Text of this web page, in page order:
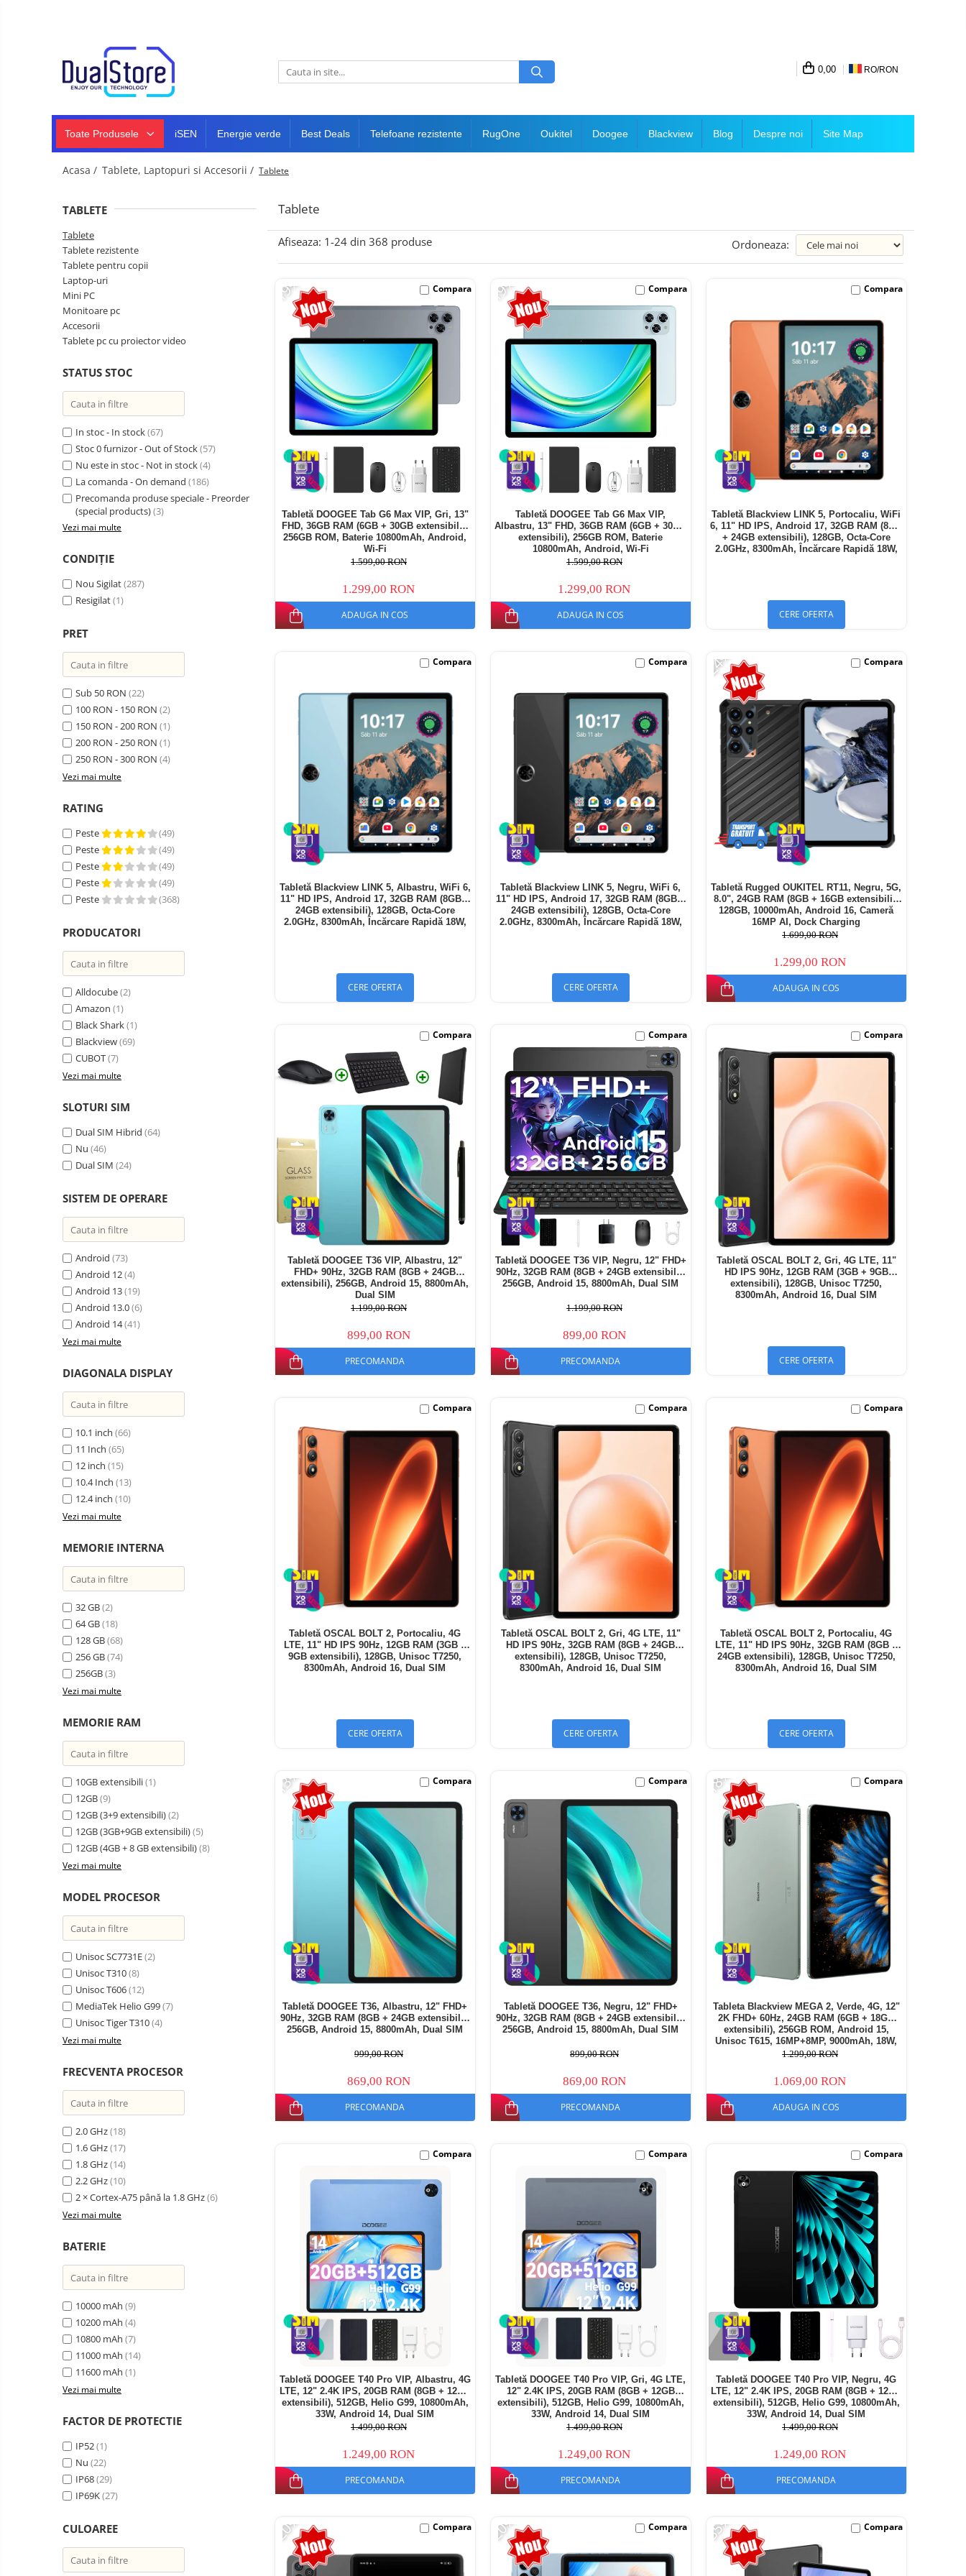
Producatori Telefoane Mobila
Telefoane mobile
Telefoane cu proiector video
Telefoane (Smartphone) 5G
Telefoane clasice
Piese si accesorii telefoane
Producatori telefoane
Telefoane mobile RugOne
Telefoane mobile Doogee
Telefoane mobile Oukitel
Telefoane mobile Unihertz
Telefoane mobile Cubot
Telefoane mobile Blackview
Telefoane mobile OSCAL
Telefoane mobile Fossibot
Telefoane mobile Lagenio
Telefoane mobile Samsung
Telefoane mobile iSEN
Telefoane mobile F150
Telefoane mobile iHunt
Telefoane mobile Xiaomi
Telefoane mobile AGM
Telefoane mobile ALTE
Tablete PC, mini PC si
laptopuri
Tablete PC
Tablete pc cu proiector video
Tablete rezistente
Tablete pentru copii
Laptop-uri
Monitoare pc
Accesorii
Camere auto, home si sport
Camere auto DVR
Oglinzi auto smart cu camera
Camere Supraveghere
Mini Video Camera
Accesorii Camere
Supraveghere
Casti Profesionale
smart,
bratari
Smartwatch
Inel Smart
Accesorii Smartwatch
Trotinete
Trotinete
Piese si accesorii
Biciclete
electrice
Gadgets
Smart Home
Produse Ingrijire Personala
Accesorii Gadgets
Drone cu Camera
Baterii externe
Accesorii Auto
Lifestyle
Boxe Portabile
Cititoare Cod Bare
Power station - Stații de
Panouri solare portabile
electrice
Media player cu Android
Accesorii
Miracast
Aspiratoare
robot,
piese si
accesorii
Piese de schimb telefoane
0,00 RO/RON
Toate Produsele iSEN Energie verde Best Deals Telefoane rezistente RugOne Oukitel Doogee Blackview Blog Despre noi Site Map
Acasa / Tablete, Laptopuri si Accesorii / Tablete
Tablete
TABLETE
Tablete
Tablete rezistente
Tablete pentru copii
Laptop-uri
Mini PC
Monitoare pc
Accesorii
Tablete pc cu proiector video
STATUS STOC
In stoc - In stock(67)
Stoc 0 furnizor - Out of Stock(57)
Nu este in stoc - Not in stock(4)
La comanda - On demand (186)
Precomanda produse speciale - Preorder
(special products)(3)
Vezi mai multe
CONDIȚIE
Nou Sigilat(287)
Resigilat(1)
PRET
Sub 50 RON (22)
100 RON - 150 RON (2)
150 RON - 200 RON (1)
200 RON - 250 RON (1)
250 RON - 300 RON (4)
Vezi mai multe
RATING
Peste
(49)
Peste
(49)
Peste
(49)
Peste
(49)
Peste
(368)
PRODUCATORI
Alldocube(2)
Amazon (1)
Black Shark(1)
Blackview(69)
CUBOT(7)
Vezi mai multe
SLOTURI SIM
Dual SIM Hibrid (64)
Nu (46)
Dual SIM (24)
SISTEM DE OPERARE
Android (73)
Android 12(4)
Android 13(19)
Android 13.0(6)
Android 14(41)
Vezi mai multe
DIAGONALA DISPLAY
10.1 inch (66)
11 Inch (65)
12 inch (15)
10.4 Inch (13)
12.4 inch (10)
Vezi mai multe
MEMORIE INTERNA
32 GB(2)
64 GB(18)
128 GB(68)
256 GB(74)
256GB(3)
Vezi mai multe
MEMORIE RAM
10GB extensibili(1)
12GB(9)
12GB (3+9 extensibili)(2)
12GB (3GB+9GB extensibili)(5)
12GB (4GB + 8 GB extensibili)(8)
Vezi mai multe
MODEL PROCESOR
Unisoc SC7731E(2)
Unisoc T310(8)
Unisoc T606(12)
MediaTek Helio G99(7)
Unisoc Tiger T310(4)
Vezi mai multe
FRECVENTA PROCESOR
2.0 GHz(18)
1.6 GHz(17)
1.8 GHz(14)
2.2 GHz(10)
2 × Cortex-A75 până la 1.8 GHz(6)
Vezi mai multe
BATERIE
10000 mAh (9)
10200 mAh (4)
10800 mAh (7)
11000 mAh (14)
11600 mAh (1)
Vezi mai multe
FACTOR DE PROTECTIE
IP52(1)
Nu (22)
IP68(29)
IP69K(27)
CULOAREE
Afiseaza: 1-24 din 368 produse Ordoneaza:
-19%
Tabletă DOOGEE Tab G6 Max VIP, Gri, 13"
FHD, 36GB RAM (6GB + 30GB extensibili),
256GB ROM, Baterie 10800mAh, Android,
Wi-Fi
1.599,00 RON
1.299,00 RON
ADAUGA IN COS
Compara -19%
Tabletă DOOGEE Tab G6 Max VIP,
Albastru, 13" FHD, 36GB RAM (6GB + 30GB
extensibili), 256GB ROM, Baterie
10800mAh, Android, Wi-Fi
1.599,00 RON
1.299,00 RON
ADAUGA IN COS
Compara
Tabletă Blackview LINK 5, Portocaliu, WiFi
6, 11" HD IPS, Android 17, 32GB RAM (8GB
+ 24GB extensibili), 128GB, Octa-Core
2.0GHz, 8300mAh, Încărcare Rapidă 18W,
CERE OFERTA
Compara
Tabletă Blackview LINK 5, Albastru, WiFi 6,
11" HD IPS, Android 17, 32GB RAM (8GB +
24GB extensibili), 128GB, Octa-Core
2.0GHz, 8300mAh, Încărcare Rapidă 18W,
CERE OFERTA
Compara
Tabletă Blackview LINK 5, Negru, WiFi 6,
11" HD IPS, Android 17, 32GB RAM (8GB +
24GB extensibili), 128GB, Octa-Core
2.0GHz, 8300mAh, Încărcare Rapidă 18W,
CERE OFERTA
Compara -24%
Tabletă Rugged OUKITEL RT11, Negru, 5G,
8.0", 24GB RAM (8GB + 16GB extensibili),
128GB, 10000mAh, Android 16, Cameră
16MP AI, Dock Charging
1.699,00 RON
1.299,00 RON
ADAUGA IN COS
Compara
Tabletă DOOGEE T36 VIP, Albastru, 12"
FHD+ 90Hz, 32GB RAM (8GB + 24GB
extensibili), 256GB, Android 15, 8800mAh,
Dual SIM
1.199,00 RON
899,00 RON
PRECOMANDA
Compara
Tabletă DOOGEE T36 VIP, Negru, 12" FHD+
90Hz, 32GB RAM (8GB + 24GB extensibili),
256GB, Android 15, 8800mAh, Dual SIM
1.199,00 RON
899,00 RON
PRECOMANDA
Compara
Tabletă OSCAL BOLT 2, Gri, 4G LTE, 11"
HD IPS 90Hz, 12GB RAM (3GB + 9GB
extensibili), 128GB, Unisoc T7250,
8300mAh, Android 16, Dual SIM
CERE OFERTA
Compara
Tabletă OSCAL BOLT 2, Portocaliu, 4G
LTE, 11" HD IPS 90Hz, 12GB RAM (3GB +
9GB extensibili), 128GB, Unisoc T7250,
8300mAh, Android 16, Dual SIM
CERE OFERTA
Compara
Tabletă OSCAL BOLT 2, Gri, 4G LTE, 11"
HD IPS 90Hz, 32GB RAM (8GB + 24GB
extensibili), 128GB, Unisoc T7250,
8300mAh, Android 16, Dual SIM
CERE OFERTA
Compara
Tabletă OSCAL BOLT 2, Portocaliu, 4G
LTE, 11" HD IPS 90Hz, 32GB RAM (8GB +
24GB extensibili), 128GB, Unisoc T7250,
8300mAh, Android 16, Dual SIM
CERE OFERTA
Compara
-13%
Tabletă DOOGEE T36, Albastru, 12" FHD+
90Hz, 32GB RAM (8GB + 24GB extensibili),
256GB, Android 15, 8800mAh, Dual SIM
999,00 RON
869,00 RON
PRECOMANDA
Compara
Tabletă DOOGEE T36, Negru, 12" FHD+
90Hz, 32GB RAM (8GB + 24GB extensibili),
256GB, Android 15, 8800mAh, Dual SIM
899,00 RON
869,00 RON
PRECOMANDA
Compara -18%
Tableta Blackview MEGA 2, Verde, 4G, 12"
2K FHD+ 60Hz, 24GB RAM (6GB + 18GB
extensibili), 256GB ROM, Android 15,
Unisoc T615, 16MP+8MP, 9000mAh, 18W,
Stylus, Face Unlock, Dual SIM
1.299,00 RON
1.069,00 RON
ADAUGA IN COS
Compara
Tabletă DOOGEE T40 Pro VIP, Albastru, 4G
LTE, 12" 2.4K IPS, 20GB RAM (8GB + 12GB
extensibili), 512GB, Helio G99, 10800mAh,
33W, Android 14, Dual SIM
1.499,00 RON
1.249,00 RON
PRECOMANDA
Compara
Tabletă DOOGEE T40 Pro VIP, Gri, 4G LTE,
12" 2.4K IPS, 20GB RAM (8GB + 12GB
extensibili), 512GB, Helio G99, 10800mAh,
33W, Android 14, Dual SIM
1.499,00 RON
1.249,00 RON
PRECOMANDA
Compara
Tabletă DOOGEE T40 Pro VIP, Negru, 4G
LTE, 12" 2.4K IPS, 20GB RAM (8GB + 12GB
extensibili), 512GB, Helio G99, 10800mAh,
33W, Android 14, Dual SIM
1.499,00 RON
1.249,00 RON
PRECOMANDA
Compara
-20% Compara -20% Compara -35% Compara